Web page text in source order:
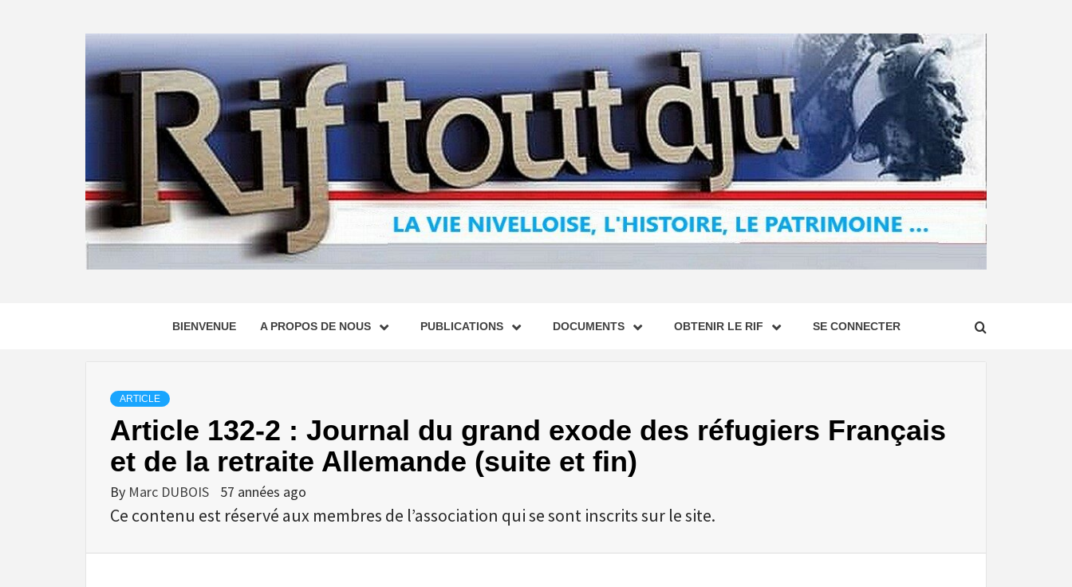
BIENVENUE A PROPOS DE NOUS PUBLICATIONS DOCUMENTS OBTENIR LE RIF SE CONNECTER
ARTICLE
Article 132-2 : Journal du grand exode des réfugiers Français
et de la retraite Allemande (suite et fin)
By Marc DUBOIS 57 années ago
Ce contenu est réservé aux membres de l’association qui se sont inscrits sur le site.